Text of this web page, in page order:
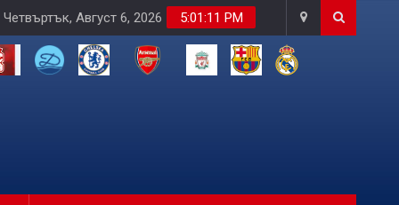
5:01:12 PM
Четвъртък, Август 6, 2026